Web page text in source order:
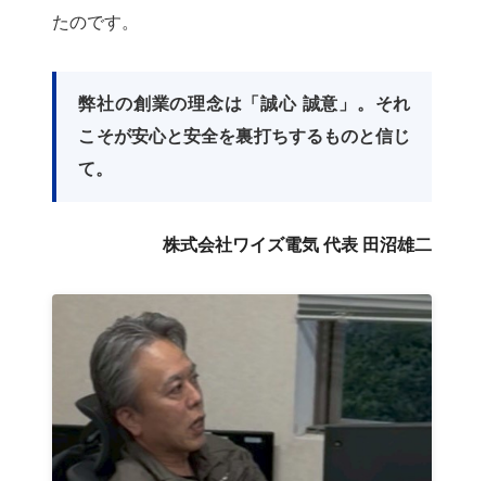
たのです。
弊社の創業の理念は「誠心 誠意」。それ
こそが安心と安全を裏打ちするものと信じ
て。
株式会社ワイズ電気 代表 田沼雄二